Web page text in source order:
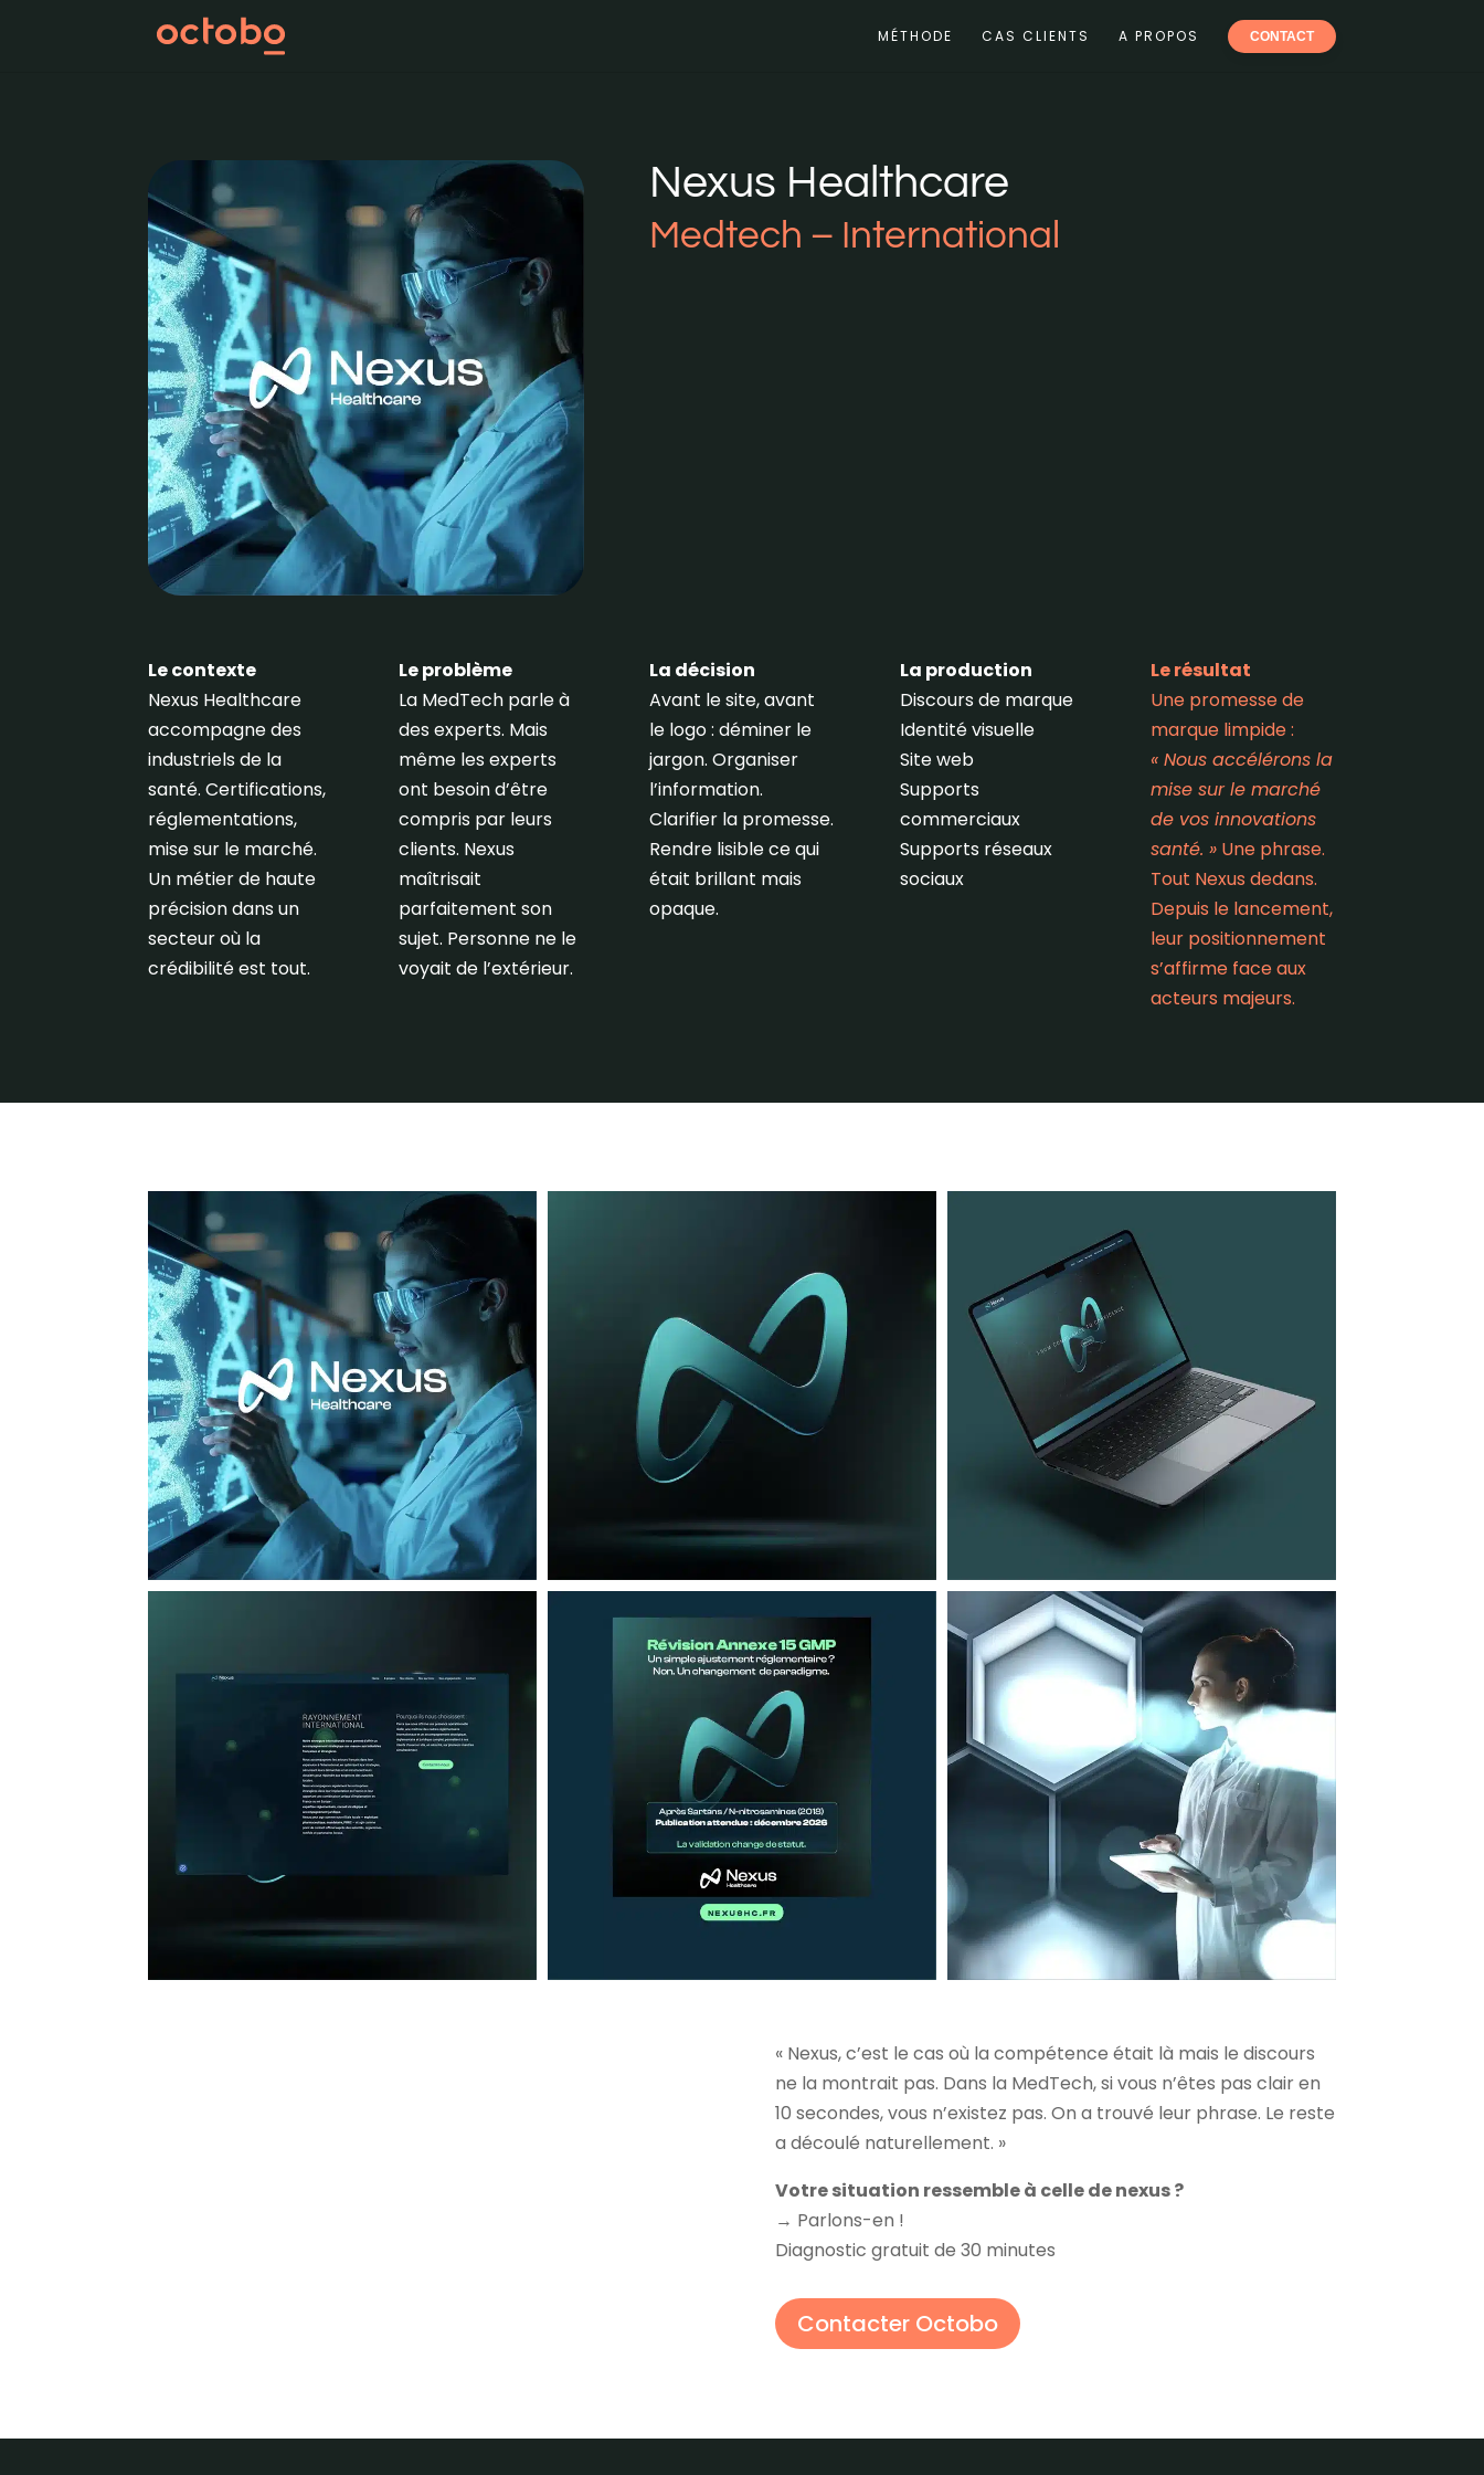
MÉTHODE CAS CLIENTS A PROPOS CONTACT
Nexus Healthcare
Medtech – International
Le contexte
Nexus Healthcare
accompagne des
industriels de la
santé. Certifications,
réglementations,
mise sur le marché.
Un métier de haute
précision dans un
secteur où la
crédibilité est tout.
Le problème
La MedTech parle à
des experts. Mais
même les experts
ont besoin d’être
compris par leurs
clients. Nexus
maîtrisait
parfaitement son
sujet. Personne ne le
voyait de l’extérieur.
La décision
Avant le site, avant
le logo : déminer le
jargon. Organiser
l’information.
Clarifier la promesse.
Rendre lisible ce qui
était brillant mais
opaque.
La production
Discours de marque
Identité visuelle
Site web
Supports
commerciaux
Supports réseaux
sociaux
Le résultat
Une promesse de
marque limpide :
« Nous accélérons la
mise sur le marché
de vos innovations
santé. »Une phrase.
Tout Nexus dedans.
Depuis le lancement,
leur positionnement
s’affirme face aux
acteurs majeurs.
« Nexus, c’est le cas où la compétence était là mais le discours
ne la montrait pas. Dans la MedTech, si vous n’êtes pas clair en
10 secondes, vous n’existez pas. On a trouvé leur phrase. Le reste
a découlé naturellement. »
Votre situation ressemble à celle de nexus ?
→ Parlons-en !
Diagnostic gratuit de 30 minutes
Contacter Octobo